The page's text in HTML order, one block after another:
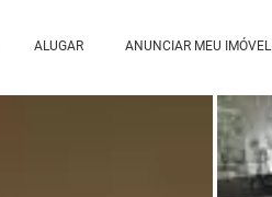
ALUGAR ANUNCIAR MEU IMÓVEL